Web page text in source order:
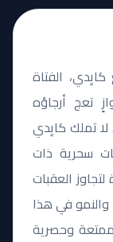
الفتاة
تعج أرجاؤه
لا تملك كايِدي
سحرية ذات
العقبات
والنمو في هذا
ممتعة وحصرية